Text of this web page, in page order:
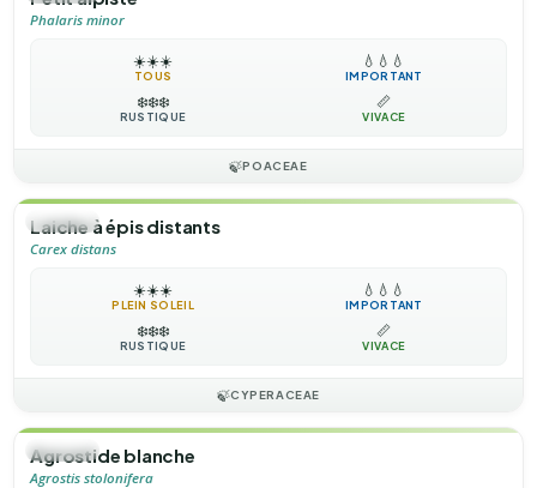
Phalaris minor
☀️☀️☀️
TOUS
💧 💧 💧
IMPORTANT
❄️❄️❄️
RUSTIQUE
📏
VIVACE
🍃POACEAE
🌿HERBE
Laiche à épis distants
Carex distans
☀️☀️☀️
PLEIN SOLEIL
💧 💧 💧
IMPORTANT
❄️❄️❄️
RUSTIQUE
📏
VIVACE
🍃CYPERACEAE
🌿HERBE
Agrostide blanche
Agrostis stolonifera